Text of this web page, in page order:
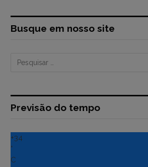
Busque em nosso site
Previsão do tempo
+34
°
C